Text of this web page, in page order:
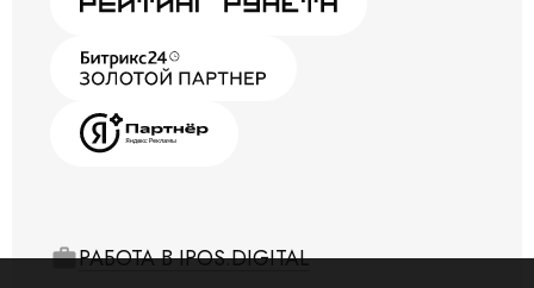
РАБОТА В IPOS.DIGITAL